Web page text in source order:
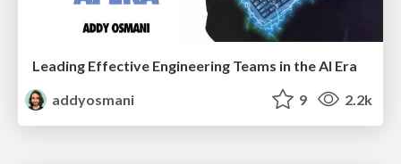
Leading Effective Engineering Teams in the AI Era
addyosmani
9 2.2k